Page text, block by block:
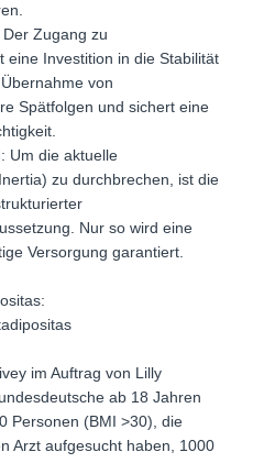
Zugang zu
eine Investition in die Stabilität
von
Spätfolgen und sichert eine
Um die aktuelle
zu durchbrechen, ist die
Nur so wird eine
Versorgung garantiert.
im Auftrag von Lilly
ab 18 Jahren
Personen (BMI >30), die
Arzt aufgesucht haben, 1000